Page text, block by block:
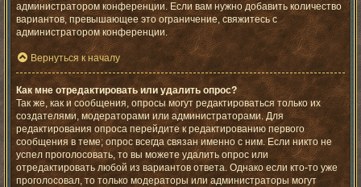
администратором конференции. Если вам нужно добавить количество
вариантов, превышающее это ограничение, свяжитесь с
администратором конференции.
Вернуться к началу
Как мне отредактировать или удалить опрос?
Так же, как и сообщения, опросы могут редактироваться только их
создателями, модераторами или администраторами. Для
редактирования опроса перейдите к редактированию первого
сообщения в теме; опрос всегда связан именно с ним. Если никто не
успел проголосовать, то вы можете удалить опрос или
отредактировать любой из вариантов ответа. Однако если кто-то уже
проголосовал, то только модераторы или администраторы могут